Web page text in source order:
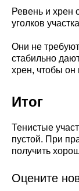
Ревень и хрен
уголков
Они не
стабильно
хрен, чтобы он
Итог
Тенистые
пустой. При
получить
Оцените